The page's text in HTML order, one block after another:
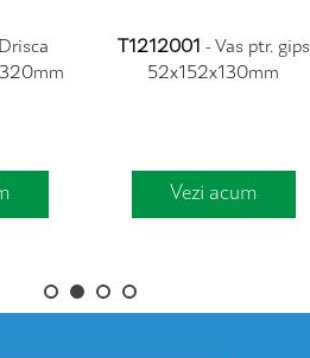
T1212001 - Vas ptr. gips
52x152x130mm
Vezi acum